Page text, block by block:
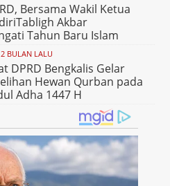
Bersama Wakil Ketua
Akbar
Tahun Baru Islam
2 BULAN LALU
DPRD Bengkalis Gelar
Hewan Qurban pada
Adha 1447 H